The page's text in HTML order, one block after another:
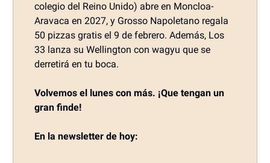
colegio del Reino Unido) abre en Moncloa-
Aravaca en 2027, y Grosso Napoletano regala
50 pizzas gratis el 9 de febrero. Además, Los
33 lanza su Wellington con wagyu que se
derretirá en tu boca.
Volvemos el lunes con más. ¡Que tengan un
gran finde!
En la newsletter de hoy: